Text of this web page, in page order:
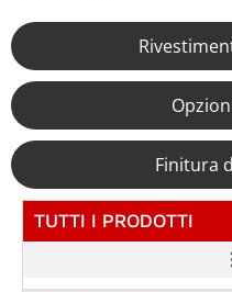
TUTTI I PRODOTTI
Finitura